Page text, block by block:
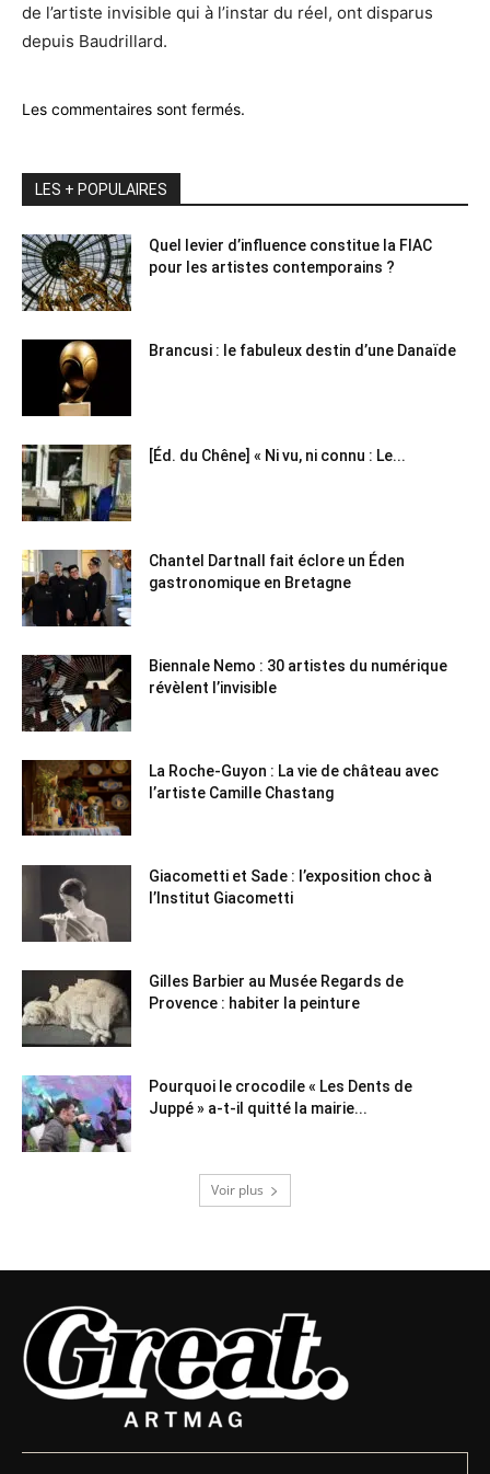
de l’artiste invisible qui à l’instar du réel, ont disparus
depuis Baudrillard.
Les commentaires sont fermés.
LES + POPULAIRES
Quel levier d’influence constitue la FIAC
pour les artistes contemporains ?
Brancusi : le fabuleux destin d’une Danaïde
[Éd. du Chêne] « Ni vu, ni connu : Le...
Chantel Dartnall fait éclore un Éden
gastronomique en Bretagne
Biennale Nemo : 30 artistes du numérique
révèlent l’invisible
La Roche-Guyon : La vie de château avec
l’artiste Camille Chastang
Giacometti et Sade : l’exposition choc à
l’Institut Giacometti
Gilles Barbier au Musée Regards de
Provence : habiter la peinture
Pourquoi le crocodile « Les Dents de
Juppé » a-t-il quitté la mairie...
Voir plus